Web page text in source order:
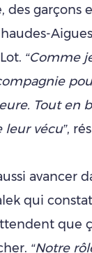
des garçons
“Comme
Tout en
leur vécu”,
avancer
qui
que
“Notre